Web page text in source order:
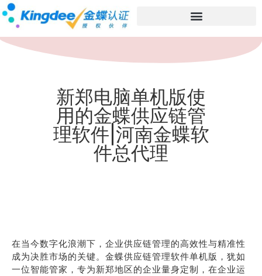
新郑电脑单机版使
用的金蝶供应链管
理软件|河南金蝶软
件总代理
在当今数字化浪潮下，企业供应链管理的高效性与精准性
成为决胜市场的关键。金蝶供应链管理软件单机版，犹如
一位智能管家，专为新郑地区的企业量身定制，在企业运